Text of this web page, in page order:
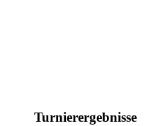
Turnierergebnisse